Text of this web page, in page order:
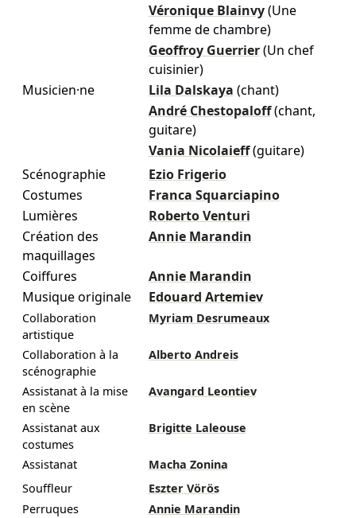
Véronique Blainvy (Une
femme de chambre)
Geoffroy Guerrier (Un chef
cuisinier)
Musicien·ne
Lila Dalskaya (chant)
André Chestopaloff (chant,
guitare)
Vania Nicolaieff (guitare)
Scénographie
Ezio Frigerio
Costumes
Franca Squarciapino
Lumières
Roberto Venturi
Création des
maquillages
Annie Marandin
Coiffures
Annie Marandin
Musique originale
Edouard Artemiev
Collaboration
artistique
Myriam Desrumeaux
Collaboration à la
scénographie
Alberto Andreis
Assistanat à la mise
en scène
Avangard Leontiev
Assistanat aux
costumes
Brigitte Laleouse
Assistanat
Macha Zonina
Souffleur
Eszter Vörös
Perruques
Annie Marandin